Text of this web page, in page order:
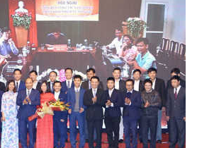
Điện tử
English